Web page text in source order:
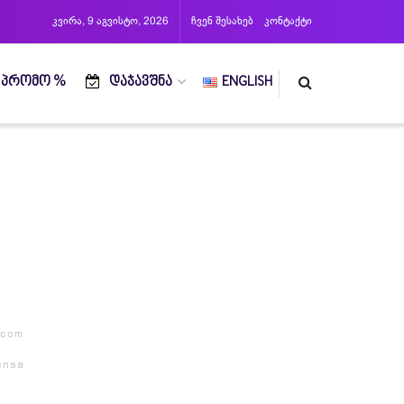
კვირა, 9 აგვისტო, 2026 ჩვენ შესახებ კონტაქტი
ᲞᲠᲝᲛᲝ % ᲓᲐᲯᲐᲕᲨᲜᲐ ENGLISH